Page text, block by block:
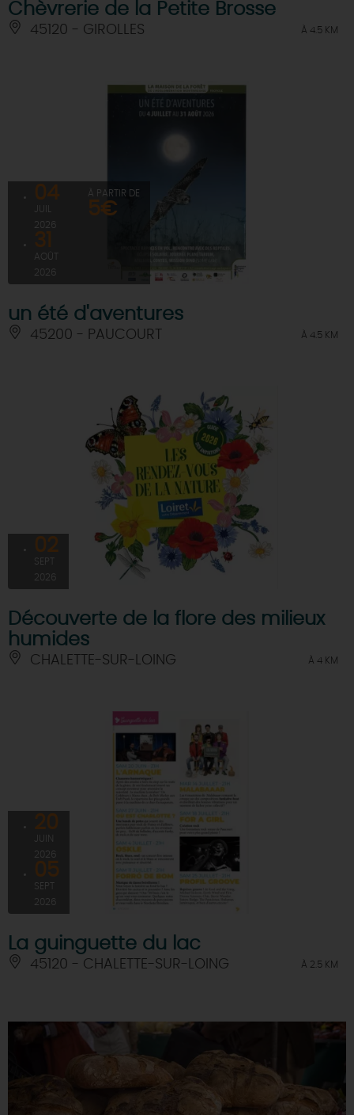
Chèvrerie de la Petite Brosse
45120 - GIROLLES À 4.5 KM
04
2026
31
AOÛT
2026
À PARTIR DE
5€
un été d'aventures
45200 - PAUCOURT À 4.5 KM
02
SEPT
2026
Découverte de la flore des milieux
humides
CHALETTE-SUR-LOING À 4 KM
20
2026
05
SEPT
2026
La guinguette du lac
45120 - CHALETTE-SUR-LOING À 2.5 KM